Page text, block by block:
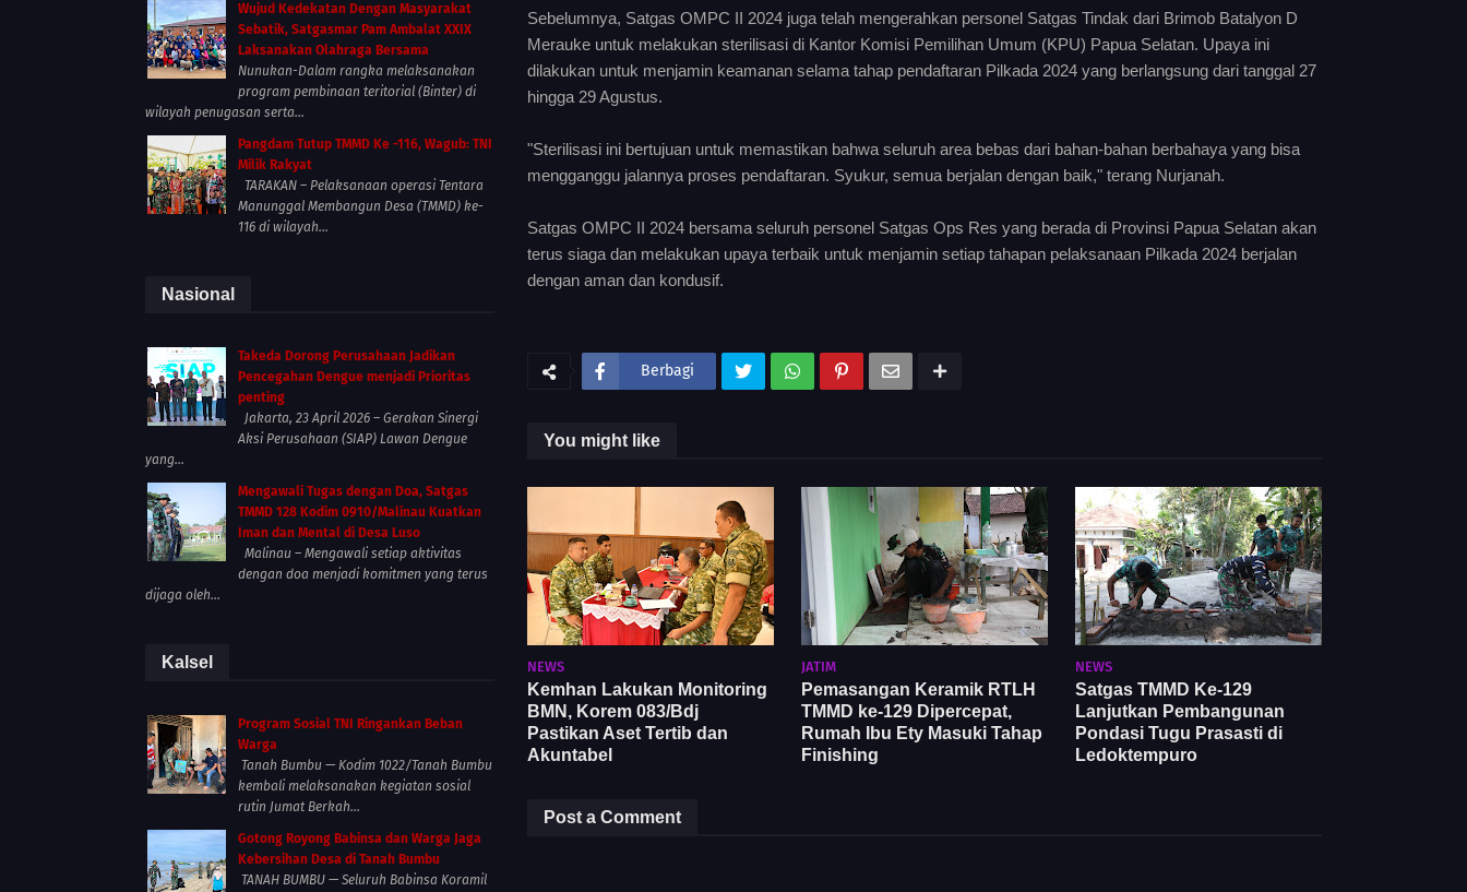
Sebelumnya, Satgas OMPC II 2024 juga telah mengerahkan personel Satgas Tindak dari Brimob Batalyon D
Merauke untuk melakukan sterilisasi di Kantor Komisi Pemilihan Umum (KPU) Papua Selatan. Upaya ini
dilakukan untuk menjamin keamanan selama tahap pendaftaran Pilkada 2024 yang berlangsung dari tanggal 27
hingga 29 Agustus.
"Sterilisasi ini bertujuan untuk memastikan bahwa seluruh area bebas dari bahan-bahan berbahaya yang bisa
mengganggu jalannya proses pendaftaran. Syukur, semua berjalan dengan baik," terang Nurjanah.
Satgas OMPC II 2024 bersama seluruh personel Satgas Ops Res yang berada di Provinsi Papua Selatan akan
terus siaga dan melakukan upaya terbaik untuk menjamin setiap tahapan pelaksanaan Pilkada 2024 berjalan
dengan aman dan kondusif.
Berbagi
You might like
NEWS
Kemhan Lakukan Monitoring
BMN, Korem 083/Bdj
Pastikan Aset Tertib dan
Akuntabel
JATIM
Pemasangan Keramik RTLH
TMMD ke-129 Dipercepat,
Rumah Ibu Ety Masuki Tahap
Finishing
NEWS
Satgas TMMD Ke-129
Lanjutkan Pembangunan
Pondasi Tugu Prasasti di
Ledoktempuro
Post a Comment
Wujud Kedekatan Dengan Masyarakat
Sebatik, Satgasmar Pam Ambalat XXIX
Laksanakan Olahraga Bersama
Nunukan-Dalam rangka melaksanakan
program pembinaan teritorial (Binter) di
wilayah penugasan serta...
Pangdam Tutup TMMD Ke -116, Wagub: TNI
Milik Rakyat
TARAKAN – Pelaksanaan operasi Tentara
Manunggal Membangun Desa (TMMD) ke-
116 di wilayah...
Nasional
Takeda Dorong Perusahaan Jadikan
Pencegahan Dengue menjadi Prioritas
penting
Jakarta, 23 April 2026 – Gerakan Sinergi
Aksi Perusahaan (SIAP) Lawan Dengue
yang...
Mengawali Tugas dengan Doa, Satgas
TMMD 128 Kodim 0910/Malinau Kuatkan
Iman dan Mental di Desa Luso
Malinau – Mengawali setiap aktivitas
dengan doa menjadi komitmen yang terus
dijaga oleh...
Kalsel
Program Sosial TNI Ringankan Beban
Warga
Tanah Bumbu — Kodim 1022/Tanah Bumbu
kembali melaksanakan kegiatan sosial
rutin Jumat Berkah...
Gotong Royong Babinsa dan Warga Jaga
Kebersihan Desa di Tanah Bumbu
TANAH BUMBU — Seluruh Babinsa Koramil